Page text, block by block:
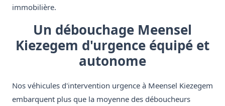
immobilière.
Un débouchage Meensel
Kiezegem d'urgence équipé et
autonome
Nos véhicules d'intervention urgence à Meensel Kiezegem
embarquent plus que la moyenne des déboucheurs